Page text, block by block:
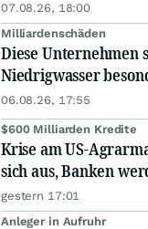
07.08.26, 18:00
Milliardenschäden
Diese Unternehmen
Niedrigwasser
06.08.26, 17:55
$600 Milliarden Kredite
Krise am US-
sich aus, Banken
gestern 17:01
Anleger in Aufruhr